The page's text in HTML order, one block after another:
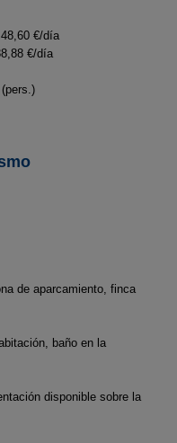
€/día
€/día
de aparcamiento, finca
baño en la
disponible sobre la